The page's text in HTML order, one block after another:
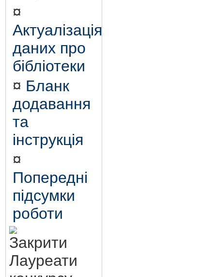
¤
Актуалізація
даних про
бібліотеки
¤ Бланк
додавання
та
інструкція
¤
Попередні
підсумки
роботи
Лауреати